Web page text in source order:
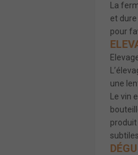
La
et
pour
une
Le
produit
subtiles.